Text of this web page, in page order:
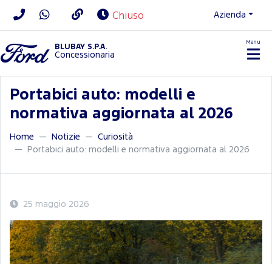
Chiuso Azienda
BLUBAY S.P.A.
Concessionaria
Menu
Portabici auto: modelli e
normativa aggiornata al 2026
Home Notizie
Curiosità
Portabici auto: modelli e normativa aggiornata al 2026
25 maggio 2026